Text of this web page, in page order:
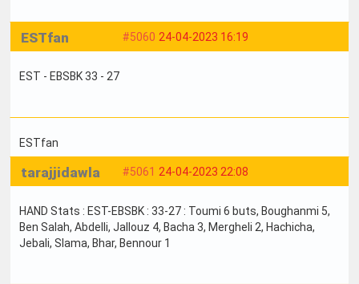
#5060 24-04-2023 16:19
ESTfan
EST - EBSBK 33 - 27
ESTfan
#5061 24-04-2023 22:08
tarajjidawla
HAND Stats : EST-EBSBK : 33-27 : Toumi 6 buts, Boughanmi 5,
Ben Salah, Abdelli, Jallouz 4, Bacha 3, Mergheli 2, Hachicha,
Jebali, Slama, Bhar, Bennour 1